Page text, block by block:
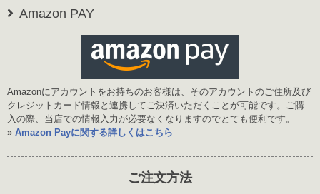
Amazon PAY
Amazonにアカウントをお持ちのお客様は、そのアカウントのご住所及び
クレジットカード情報と連携してご決済いただくことが可能です。ご購
入の際、当店での情報入力が必要なくなりますのでとても便利です。
» Amazon Payに関する詳しくはこちら
ご注文方法